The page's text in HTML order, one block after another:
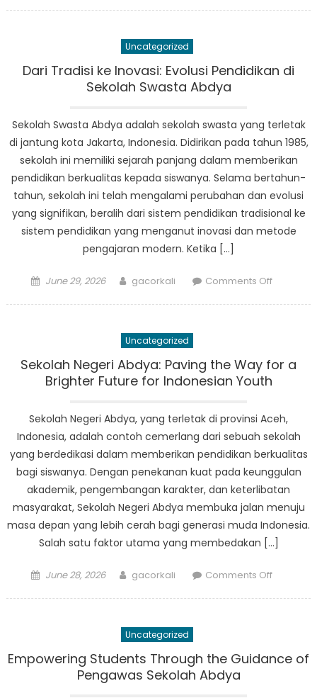
di
Uncategorized
Dari Tradisi ke Inovasi: Evolusi Pendidikan di
Sekolah Swasta Abdya
Sekolah Swasta Abdya adalah sekolah swasta yang terletak
di jantung kota Jakarta, Indonesia. Didirikan pada tahun 1985,
sekolah ini memiliki sejarah panjang dalam memberikan
pendidikan berkualitas kepada siswanya. Selama bertahun-
tahun, sekolah ini telah mengalami perubahan dan evolusi
yang signifikan, beralih dari sistem pendidikan tradisional ke
sistem pendidikan yang menganut inovasi dan metode
pengajaran modern. Ketika […]
Posted
June 29, 2026 Author
gacorkali Comments Offon
Evolusi
Swasta
Abdya
Uncategorized
Sekolah Negeri Abdya: Paving the Way for a
Brighter Future for Indonesian Youth
Sekolah Negeri Abdya, yang terletak di provinsi Aceh,
Indonesia, adalah contoh cemerlang dari sebuah sekolah
yang berdedikasi dalam memberikan pendidikan berkualitas
bagi siswanya. Dengan penekanan kuat pada keunggulan
akademik, pengembangan karakter, dan keterlibatan
masyarakat, Sekolah Negeri Abdya membuka jalan menuju
masa depan yang lebih cerah bagi generasi muda Indonesia.
Salah satu faktor utama yang membedakan […]
Posted
June 28, 2026 Author
gacorkali Comments Offon
the
Uncategorized
Empowering Students Through the Guidance of
Pengawas Sekolah Abdya